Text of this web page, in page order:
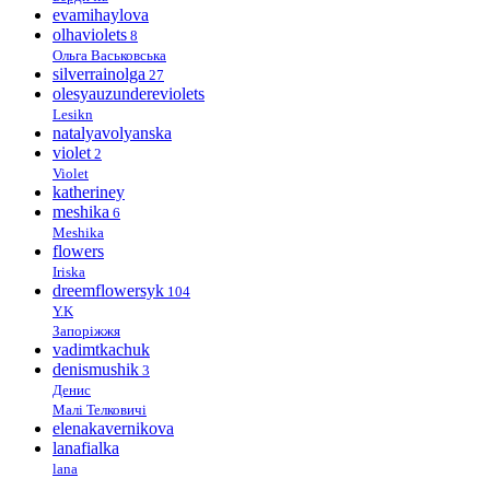
evamihaylova
olhaviolets 8
Ольга Васьковська
silverrainolga 27
olesyauzundereviolets
Lesikn
natalyavolyanska
violet 2
Violet
katheriney
meshika 6
Meshika
flowers
Iriska
dreemflowersyk 104
Y.K
Запоріжжя
vadimtkachuk
denismushik 3
Денис
Малі Телковичі
elenakavernikova
lanafialka
lana